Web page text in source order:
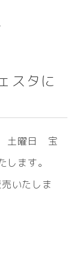
スタに
土曜日 宝
ます。
いたしま